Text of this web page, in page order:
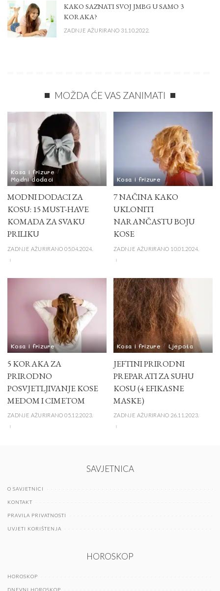
KAKO SAZNATI SVOJ JMBG U SAMO 3
KORAKA?
ZADNJE AŽURIRANO 31.10.2022.
MOŽDA ĆE VAS ZANIMATI
Kosa i frizure
Modni dodaci
MODNI DODACI ZA
KOSU: 15 MUST-HAVE
KOMADA ZA SVAKU
PRILIKU
ZADNJE AŽURIRANO 05.04.2024.
Kosa i frizure
7 NAČINA KAKO
UKLONITI
NARANČASTU BOJU
KOSE
ZADNJE AŽURIRANO 10.01.2024.
Kosa i frizure
5 KORAKA ZA
PRIRODNO
POSVJETLJIVANJE KOSE
MEDOM I CIMETOM
ZADNJE AŽURIRANO 05.12.2023.
Kosa i frizure Ljepota
JEFTINI PRIRODNI
PREPARATI ZA SUHU
KOSU (4 EFIKASNE
MASKE)
ZADNJE AŽURIRANO 26.11.2023.
SAVJETNICA
O SAVJETNICI
KONTAKT
PRAVILA PRIVATNOSTI
UVJETI KORIŠTENJA
HOROSKOP
HOROSKOP
DNEVNI HOROSKOP